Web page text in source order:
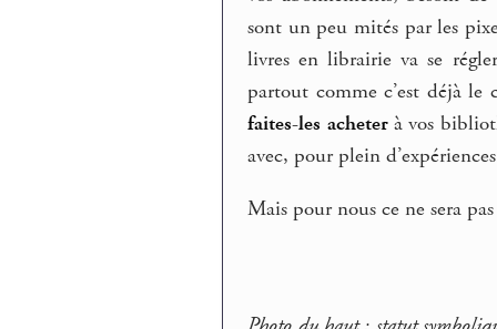
sont un peu mités par les
livres en librairie va se
partout comme c’est déjà
faites-les acheterà vos
avec, pour plein
Mais pour nous ce ne sera